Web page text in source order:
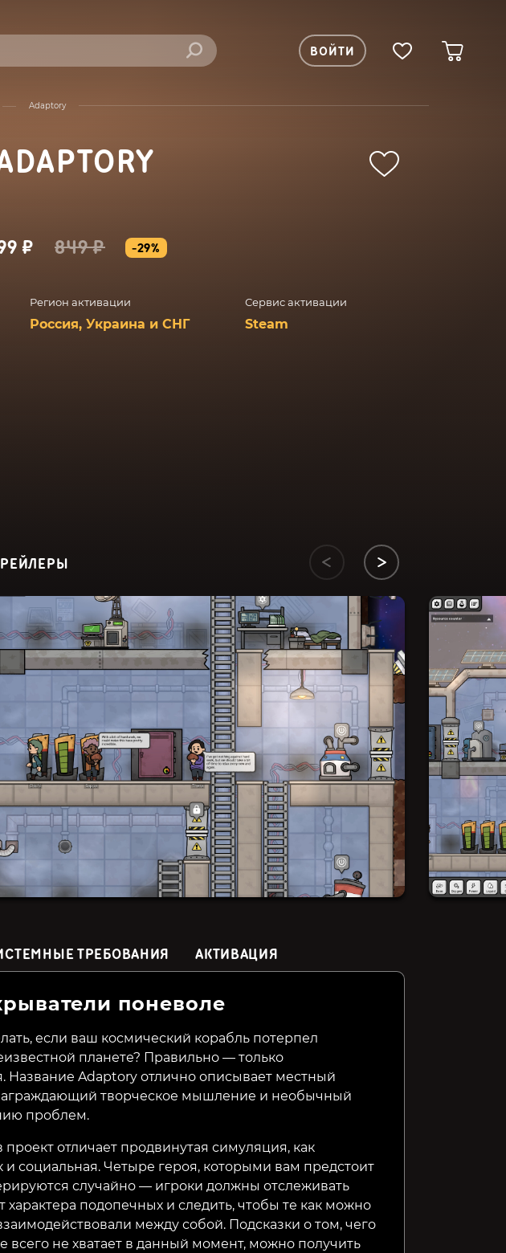
ВОЙТИ
Adaptory
₽ 849 ₽ -29%
Регион активации
Россия, Украина и СНГ
Сервис активации
Steam
Organs Please
329₽ 37% 449₽ 73% 799₽
ТРЕБОВАНИЯ АКТИВАЦИЯ
поневоле
если ваш космический корабль потерпел
планете? Правильно — только
Название Adaptory отлично описывает местный
творческое мышление и необычный
проблем.
проект отличает продвинутая симуляция, как
и социальная. Четыре героя, которыми вам предстоит
случайно — игроки должны отслеживать
характера подопечных и следить, чтобы те как можно
между собой. Подсказки о том, чего
всего не хватает в данный момент, можно получить